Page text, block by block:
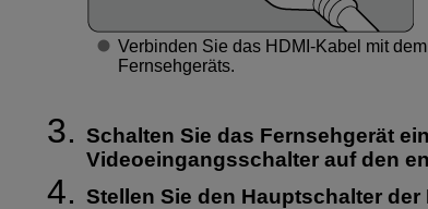
Verbinden Sie das HDMI-Kabel mit
Fernsehgeräts.
Schalten Sie das Fernsehgerät
Videoeingangsschalter auf den
Stellen Sie den Hauptschalter der